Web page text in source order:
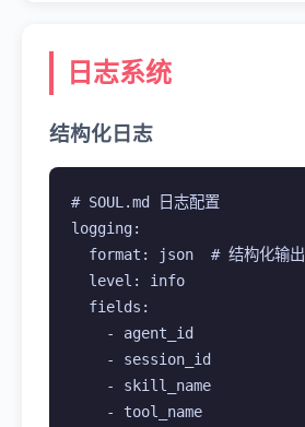
日志系统
结构化日志
# SOUL.md 日志配置
logging:
  format: json  # 结构化输出
  level: info
  fields:
    - agent_id
    - session_id
    - skill_name
    - tool_name